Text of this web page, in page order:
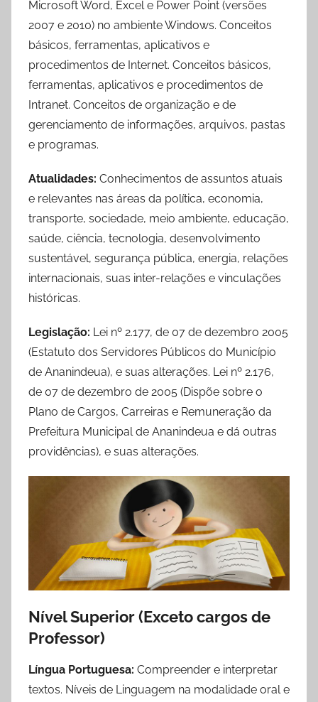
Microsoft Word, Excel e Power Point (versões
2007 e 2010) no ambiente Windows. Conceitos
básicos, ferramentas, aplicativos e
procedimentos de Internet. Conceitos básicos,
ferramentas, aplicativos e procedimentos de
Intranet. Conceitos de organização e de
gerenciamento de informações, arquivos, pastas
e programas.
Atualidades: Conhecimentos de assuntos atuais
e relevantes nas áreas da política, economia,
transporte, sociedade, meio ambiente, educação,
saúde, ciência, tecnologia, desenvolvimento
sustentável, segurança pública, energia, relações
internacionais, suas inter-relações e vinculações
históricas.
Legislação: Lei nº 2.177, de 07 de dezembro 2005
(Estatuto dos Servidores Públicos do Município
de Ananindeua), e suas alterações. Lei nº 2.176,
de 07 de dezembro de 2005 (Dispõe sobre o
Plano de Cargos, Carreiras e Remuneração da
Prefeitura Municipal de Ananindeua e dá outras
providências), e suas alterações.
Nível Superior (Exceto cargos de
Professor)
Língua Portuguesa: Compreender e interpretar
textos. Níveis de Linguagem na modalidade oral e